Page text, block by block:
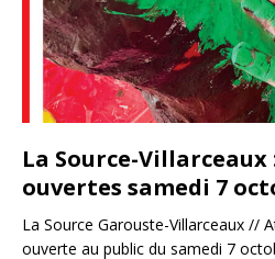
La Source-
ouvertes samedi 7
La Source Garouste-Villarceaux //
ouverte au public du samedi 7